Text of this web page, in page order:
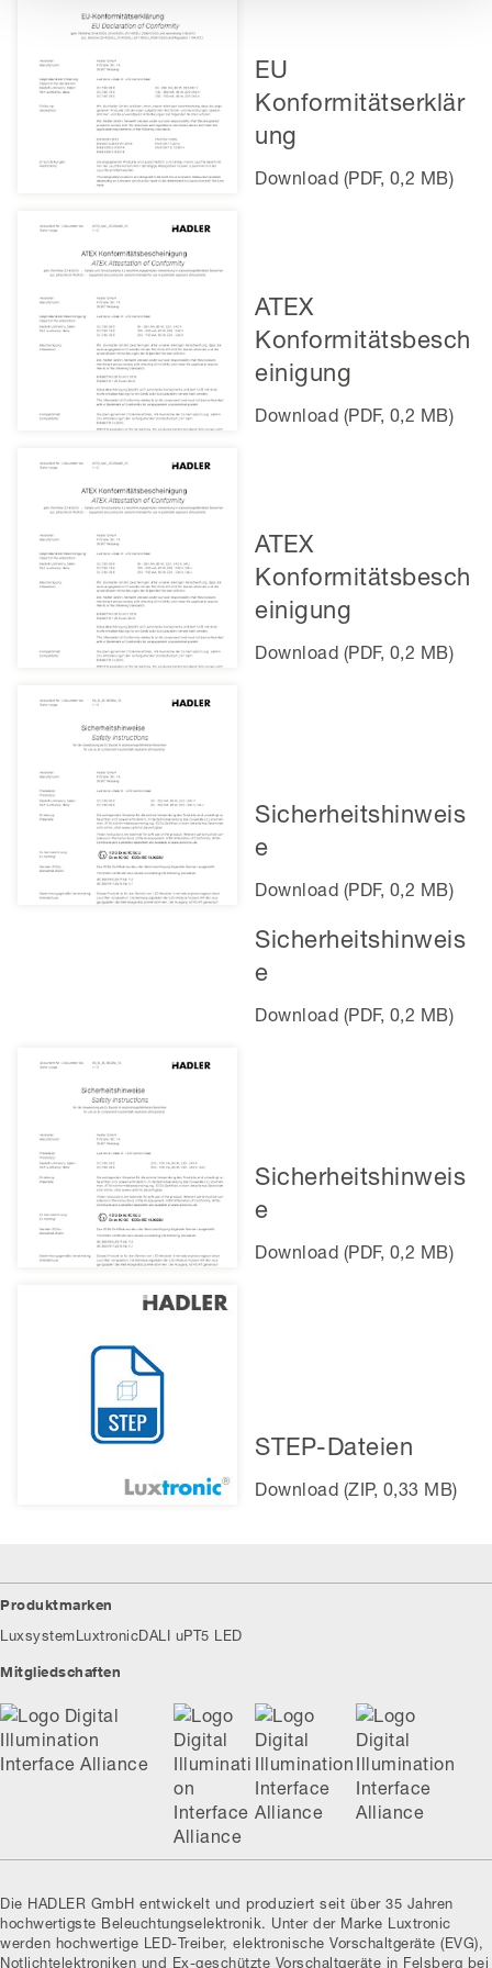
EU
Konformitätserklär
ung
Download (PDF, 0,2 MB)
ATEX
Konformitätsbesch
einigung
Download (PDF, 0,2 MB)
ATEX
Konformitätsbesch
einigung
Download (PDF, 0,2 MB)
Sicherheitshinweis
e
Download (PDF, 0,2 MB)
Sicherheitshinweis
e
Download (PDF, 0,2 MB)
Sicherheitshinweis
e
Download (PDF, 0,2 MB)
STEP-Dateien
Download (ZIP, 0,33 MB)
Produktmarken
LuxsystemLuxtronicDALI uPT5 LED
Mitgliedschaften
Die HADLER GmbH entwickelt und produziert seit über 35 Jahren
hochwertigste Beleuchtungselektronik. Unter der Marke Luxtronic
werden hochwertige LED-Treiber, elektronische Vorschaltgeräte (EVG),
Notlichtelektroniken und Ex-geschützte Vorschaltgeräte in Felsberg bei